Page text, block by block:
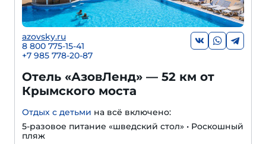
azovsky.ru
8 800 775-15-41
+7 985 778-20-87
Отель «АзовЛенд» — 52 км от
Крымского моста
Отдых с детьми на всё включено:
5-разовое питание «шведский стол» • Роскошный
пляж